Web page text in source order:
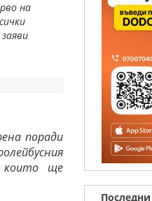
на
поради
които ще
Последни